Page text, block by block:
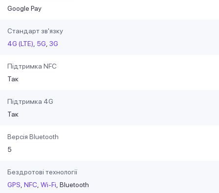
Google Pay
Стандарт зв'язку
4G (LTE) 5G 3G
Підтримка NFC
Так
Підтримка 4G
Так
Версія Bluetooth
5
Бездротові технології
GPS NFC Wi-Fi Bluetooth